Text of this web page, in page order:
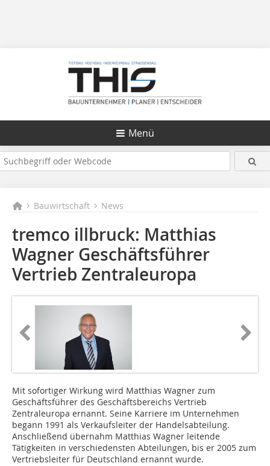
Menü
Bauwirtschaft News
tremco illbruck: Matthias
Wagner Geschäftsführer
Vertrieb Zentraleuropa
Mit sofortiger Wirkung wird Matthias Wagner zum
Geschäftsführer des Geschäftsbereichs Vertrieb
Zentraleuropa ernannt. Seine Karriere im Unternehmen
begann 1991 als Verkaufsleiter der Handelsabteilung.
Anschließend übernahm Matthias Wagner leitende
Tätigkeiten in verschiedensten Abteilungen, bis er 2005 zum
Vertriebsleiter für Deutschland ernannt wurde.